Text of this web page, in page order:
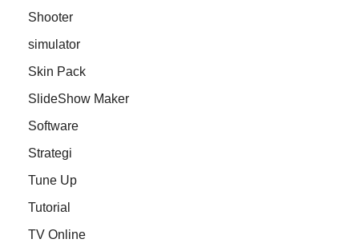
Shooter
simulator
Skin Pack
SlideShow Maker
Software
Strategi
Tune Up
Tutorial
TV Online